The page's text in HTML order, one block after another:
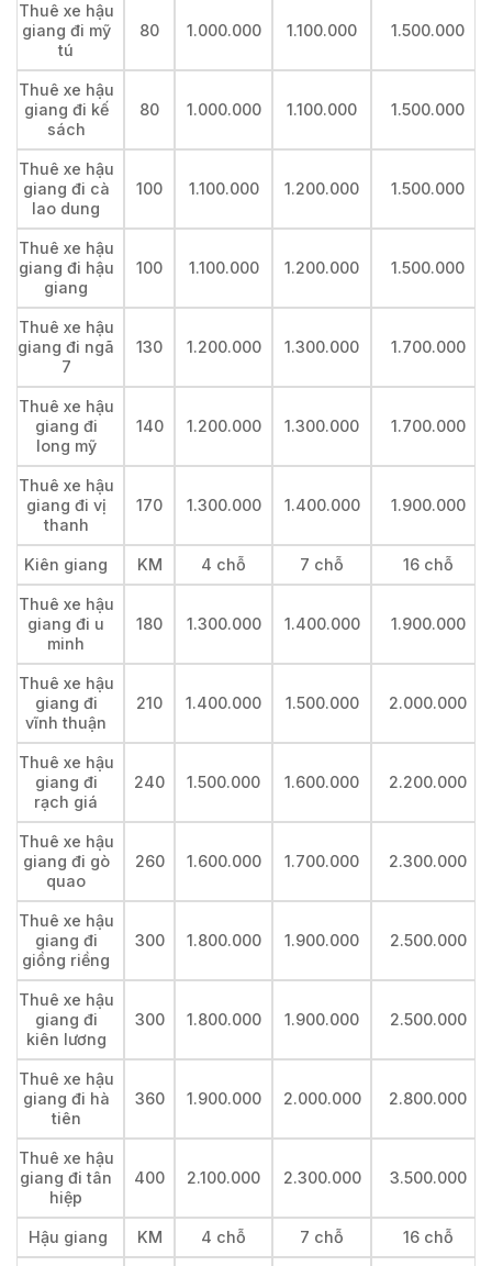
Thuê xe hậu
giang đi mỹ
tú
80 1.000.000 1.100.000 1.500.000
Thuê xe hậu
giang đi kế
sách
80 1.000.000 1.100.000 1.500.000
Thuê xe hậu
giang đi cà
lao dung
100 1.100.000 1.200.000 1.500.000
Thuê xe hậu
giang đi hậu
giang
100 1.100.000 1.200.000 1.500.000
Thuê xe hậu
giang đi ngã
7
130 1.200.000 1.300.000 1.700.000
Thuê xe hậu
giang đi
long mỹ
140 1.200.000 1.300.000 1.700.000
Thuê xe hậu
giang đi vị
thanh
170 1.300.000 1.400.000 1.900.000
Kiên giang KM 4 chỗ 7 chỗ 16 chỗ
Thuê xe hậu
giang đi u
minh
180 1.300.000 1.400.000 1.900.000
Thuê xe hậu
giang đi
vĩnh thuận
210 1.400.000 1.500.000 2.000.000
Thuê xe hậu
giang đi
rạch giá
240 1.500.000 1.600.000 2.200.000
Thuê xe hậu
giang đi gò
quao
260 1.600.000 1.700.000 2.300.000
Thuê xe hậu
giang đi
giồng riềng
300 1.800.000 1.900.000 2.500.000
Thuê xe hậu
giang đi
kiên lương
300 1.800.000 1.900.000 2.500.000
Thuê xe hậu
giang đi hà
tiên
360 1.900.000 2.000.000 2.800.000
Thuê xe hậu
giang đi tân
hiệp
400 2.100.000 2.300.000 3.500.000
Hậu giang KM 4 chỗ 7 chỗ 16 chỗ